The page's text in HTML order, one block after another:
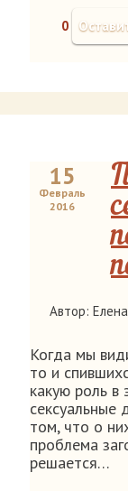
0
15
Февраль
2016
Автор: Елена
Когда мы
то и
какую роль в
сексуальные
том, что о
проблема
решается…